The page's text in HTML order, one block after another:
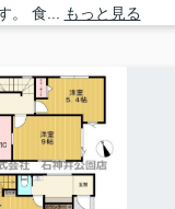
。 食...
もっと見る